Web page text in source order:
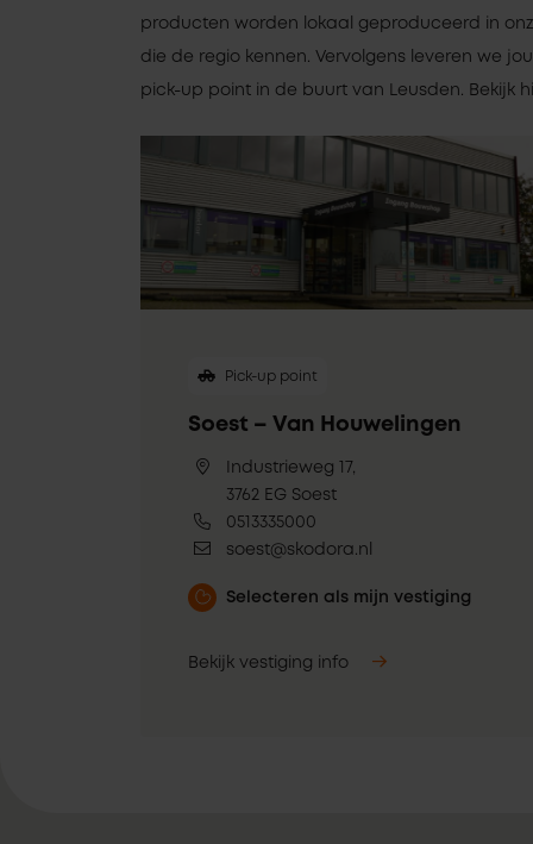
producten worden lokaal geproduceerd in
die de regio kennen. Vervolgens leveren we
pick-up point in de buurt van Leusden. Bekijk
Pick-up point
Soest – Van Houwelingen
Industrieweg 17,
3762 EG Soest
0513335000
soest@skodora.nl
Selecteren als mijn vestiging
Bekijk vestiging info